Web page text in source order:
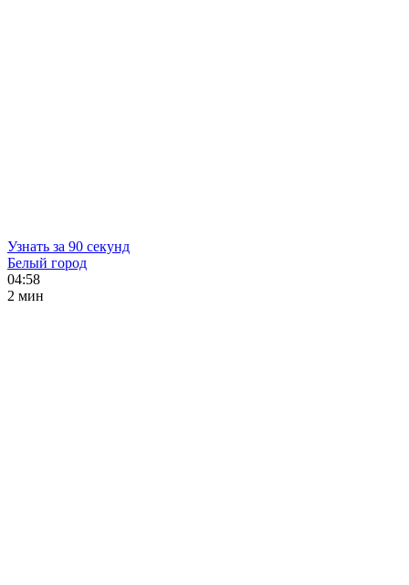
Узнать за 90 секунд
Белый город
04:58
2 мин